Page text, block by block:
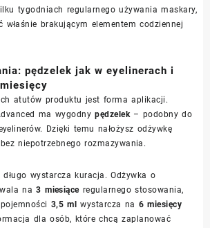
tygodniach regularnego używania maskary,
właśnie brakującym elementem codziennej
pędzelek jak w eyelinerach i
atutów produktu jest forma aplikacji.
ma wygodnypędzelek– podobny do
Dzięki temu nałożysz odżywkę
niepotrzebnego rozmazywania.
wystarcza kuracja. Odżywka o
na3 miesiąceregularnego stosowania,
3,5 ml wystarcza na 6 miesięcy
dla osób, które chcą zaplanować